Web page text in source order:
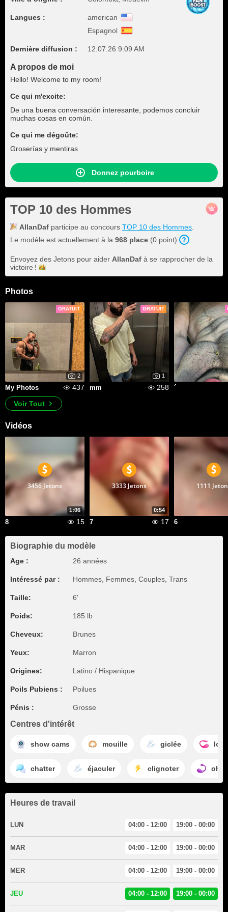
Langues :
american
Espagnol
Dernière diffusion : 12.07.26 9:09 AM
A propos de moi
Hello! Welcome to my room!
Ce qui m'excite:
De una buena conversación interesante, podemos concluir
muchas cosas en común.
Ce qui me dégoûte:
Groserías y mentiras
Donnez pourboire
TOP 10 des Hommes
AllanDaf participe au concours TOP 10 des Hommes
Le modèle est actuellement à la 968 place (0 point).
Envoyez des Jetons pour aider AllanDaf à se rapprocher de la
victoire !
Photos
GRATUIT
2
My Photos 437
GRATUIT
1
mm 258 ´
Voir Tout
Vidéos
1:06
3456 Jetons
8 15
0:54
3333 Jetons
7 17
1111
6
Biographie du modèle
Age : 26 années
Intéressé par : Hommes, Femmes, Couples, Trans
Taille: 6'
Poids: 185 lb
Cheveux: Brunes
Yeux: Marron
Origines: Latino / Hispanique
Poils Pubiens : Poilues
Pénis : Grosse
Centres d'intérêt
show cams mouille giclée
chatter éjaculer clignoter
Heures de travail
LUN 04:00 - 12:00 19:00 - 00:00
MAR 04:00 - 12:00 19:00 - 00:00
MER 04:00 - 12:00 19:00 - 00:00
JEU 04:00 - 12:00 19:00 - 00:00